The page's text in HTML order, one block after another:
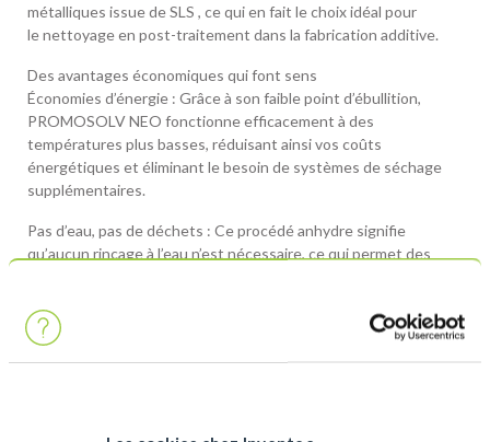
métalliques issue de SLS , ce qui en fait le choix idéal pour
le nettoyage en post-traitement dans la fabrication additive.
Des avantages économiques qui font sens
Économies d’énergie : Grâce à son faible point d’ébullition,
PROMOSOLV NEO fonctionne efficacement à des
températures plus basses, réduisant ainsi vos coûts
énergétiques et éliminant le besoin de systèmes de séchage
supplémentaires.
Pas d’eau, pas de déchets : Ce procédé anhydre signifie
qu’aucun rinçage à l’eau n’est nécessaire, ce qui permet des
Moins de consommables, plus d’efficacité : La régénération
continue du produit pendant le processus d’ébullition minimise
les déchets et réduit le besoin de consommables coûteux tels